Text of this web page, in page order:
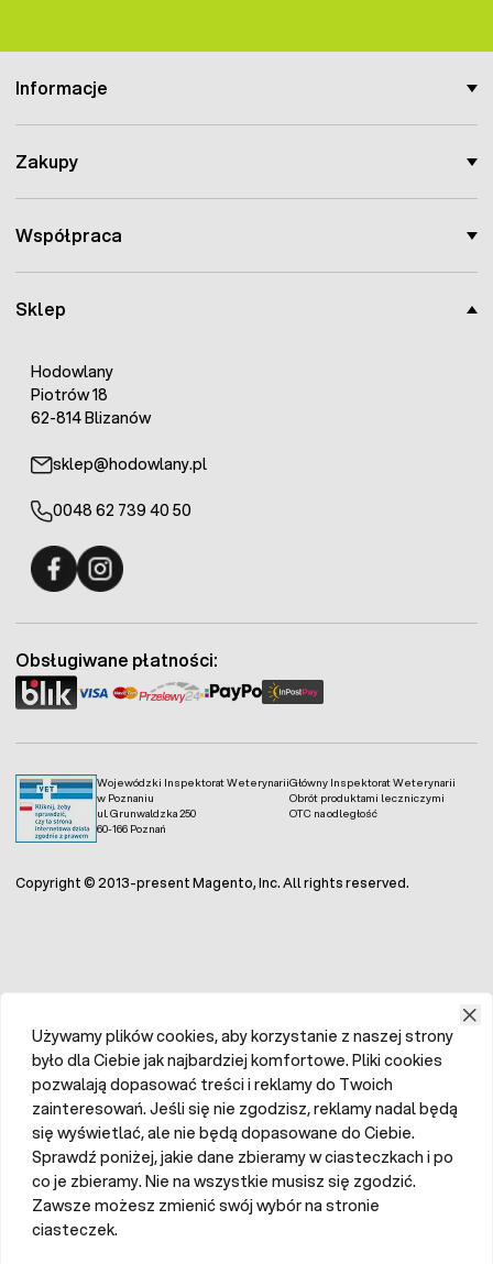
Sklep
Hodowlany
Piotrów 18
62-814 Blizanów
sklep@hodowlany.pl
0048 62 739 40 50
Informacje
Zakupy
Współpraca
Wojewódzki Inspektorat Weterynarii
w Poznaniu
ul. Grunwaldzka 250
60-166 Poznań
Główny Inspektorat Weterynarii
Obrót produktami leczniczymi
OTC na odległość
Obsługiwane płatności:
Copyright © 2013-present Magento, Inc. All rights reserved.
Używamy plików cookies, aby korzystanie z naszej strony
było dla Ciebie jak najbardziej komfortowe. Pliki cookies
pozwalają dopasować treści i reklamy do Twoich
zainteresowań. Jeśli się nie zgodzisz, reklamy nadal będą
się wyświetlać, ale nie będą dopasowane do Ciebie.
Sprawdź poniżej, jakie dane zbieramy w ciasteczkach i po
co je zbieramy. Nie na wszystkie musisz się zgodzić.
Zawsze możesz zmienić swój wybór na stronie
ciasteczek.